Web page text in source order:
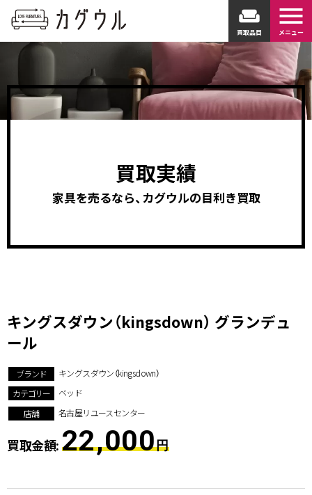
weekend
買取品目
menu
メニュー
買取実績
家具を売るなら、カグウルの目利き買取
キングスダウン（kingsdown） グランデュ
ール
ブランド
キングスダウン（kingsdown）
カテゴリー
ベッド
店舗
名古屋リユースセンター
買取金額:22,000円